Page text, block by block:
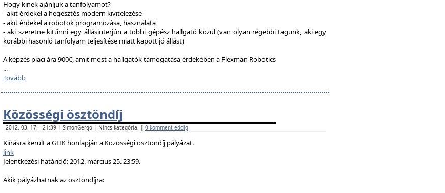
Hogy kinek ajánljuk a tanfolyamot?
- akit érdekel a hegesztés modern kivitelezése
- akit érdekel a robotok programozása, használata
- aki szeretne kitűnni egy állásinterjún a többi gépész hallgató közül (van olyan régebbi tagunk, aki egy
korábbi hasonló tanfolyam teljesítése miatt kapott jó állást)
A képzés piaci ára 900€, amit most a hallgatók támogatása érdekében a Flexman Robotics
...
Tovább
Közösségi ösztöndíj
2012. 03. 17. - 21:39 | SimonGergo | Nincs kategória. | 0 komment eddig
Kiírásra került a GHK honlapján a Közösségi ösztöndíj pályázat.
link
Jelentkezési határidő: 2012. március 25. 23:59.
Akik pályázhatnak az ösztöndíjra: